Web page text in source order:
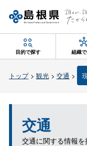
目的で探す 組織
トップ> 観光> 交通 >
交通
交通に関する情報を